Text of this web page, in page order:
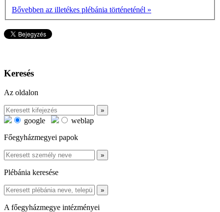
Bővebben az illetékes plébánia történeténél »
Keresés
Az oldalon
google
weblap
Főegyházmegyei papok
Plébánia keresése
A főegyházmegye intézményei